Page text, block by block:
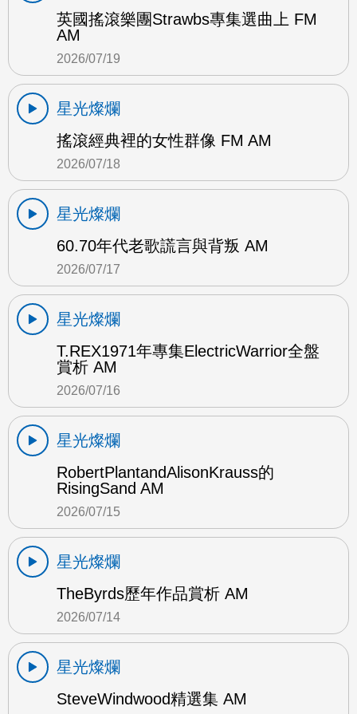
英國搖滾樂團Strawbs專集選曲上 FM
AM
2026/07/19
星光燦爛
搖滾經典裡的女性群像 FM AM
2026/07/18
星光燦爛
60.70年代老歌謊言與背叛 AM
2026/07/17
星光燦爛
T.REX1971年專集ElectricWarrior全盤
賞析 AM
2026/07/16
星光燦爛
RobertPlantandAlisonKrauss的
RisingSand AM
2026/07/15
星光燦爛
TheByrds歷年作品賞析 AM
2026/07/14
星光燦爛
SteveWindwood精選集 AM